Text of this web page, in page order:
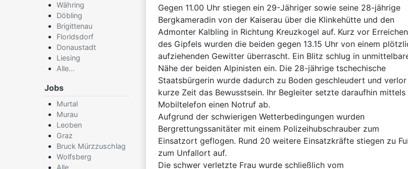
Währing
Döbling
Brigittenau
Floridsdorf
Donaustadt
Liesing
Alle...
Jobs
Murtal
Murau
Leoben
Graz
Bruck Mürzzuschlag
Wolfsberg
Alle...
Gegen 11.00 Uhr stiegen ein 29-Jähriger sowie seine 28-jährige
Bergkameradin von der Kaiserau über die Klinkehütte und den
Admonter Kalbling in Richtung Kreuzkogel auf. Kurz vor Erreichen
des Gipfels wurden die beiden gegen 13.15 Uhr von einem
aufziehenden Gewitter überrascht. Ein Blitz schlug in
Nähe der beiden Alpinisten ein. Die 28-jährige tschechische
Staatsbürgerin wurde dadurch zu Boden geschleudert und
kurze Zeit das Bewusstsein. Ihr Begleiter setzte daraufhin mittels
Mobiltelefon einen Notruf ab.
Aufgrund der schwierigen Wetterbedingungen wurden
Bergrettungssanitäter mit einem Polizeihubschrauber zum
Einsatzort geflogen. Rund 20 weitere Einsatzkräfte stiegen zu
zum Unfallort auf.
Die schwer verletzte Frau wurde schließlich vom